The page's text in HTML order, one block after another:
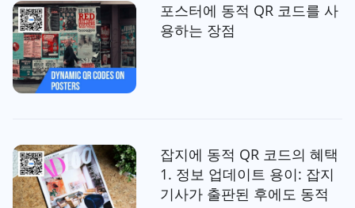
포스터에 동적 QR 코드를 사
용하는 장점
잡지에 동적 QR 코드의 혜택
1. 정보 업데이트 용이: 잡지
기사가 출판된 후에도 동적